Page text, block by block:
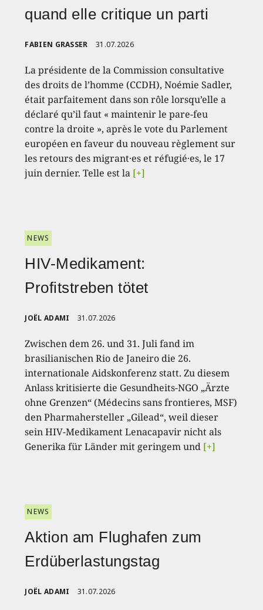
quand elle critique un parti
FABIEN GRASSER 31.07.2026
La présidente de la Commission consultative
des droits de l’homme (CCDH), Noémie Sadler,
était parfaitement dans son rôle lorsqu’elle a
déclaré qu’il faut « maintenir le pare-feu
contre la droite », après le vote du Parlement
européen en faveur du nouveau règlement sur
les retours des migrant·es et réfugié·es, le 17
juin dernier. Telle est la [+]
NEWS
HIV-Medikament:
Profitstreben tötet
JOËL ADAMI 31.07.2026
Zwischen dem 26. und 31. Juli fand im
brasilianischen Rio de Janeiro die 26.
internationale Aidskonferenz statt. Zu diesem
Anlass kritisierte die Gesundheits-NGO „Ärzte
ohne Grenzen“ (Médecins sans frontieres, MSF)
den Pharmahersteller „Gilead“, weil dieser
sein HIV-Medikament Lenacapavir nicht als
Generika für Länder mit geringem und [+]
NEWS
Aktion am Flughafen zum
Erdüberlastungstag
JOËL ADAMI 31.07.2026